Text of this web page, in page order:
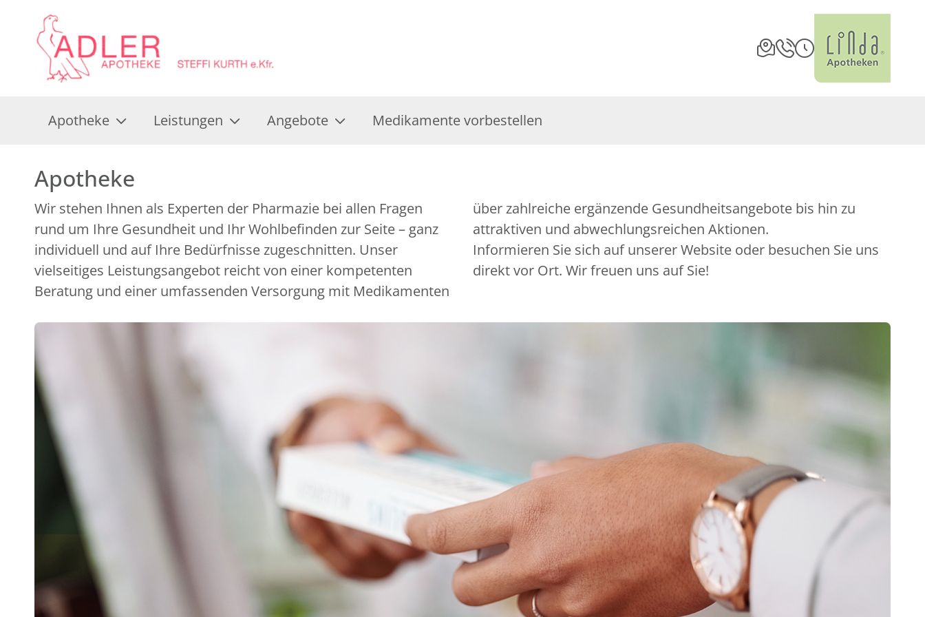
Apotheke Leistungen Angebote Medikamente vorbestellen
Apotheke
Wir stehen Ihnen als Experten der Pharmazie bei allen Fragen
rund um Ihre Gesundheit und Ihr Wohlbefinden zur Seite – ganz
individuell und auf Ihre Bedürfnisse zugeschnitten. Unser
vielseitiges Leistungsangebot reicht von einer kompetenten
Beratung und einer umfassenden Versorgung mit Medikamenten
über zahlreiche ergänzende Gesundheitsangebote bis hin zu
attraktiven und abwechlungsreichen Aktionen.
Informieren Sie sich auf unserer Website oder besuchen Sie uns
direkt vor Ort. Wir freuen uns auf Sie!